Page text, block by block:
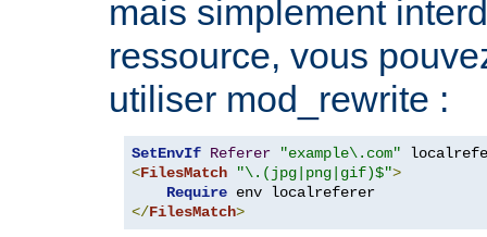
mais simplement
ressource, vous
utiliser mod_rewrite :
SetEnvIf Referer
"example\.com"
<FilesMatch "\.(jpg|png|gif)$">
Require
</FilesMatch>